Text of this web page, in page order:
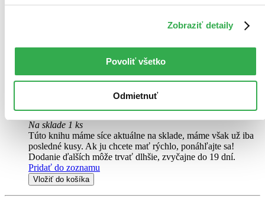
Zobraziť detaily
Povoliť všetko
Odmietnuť
asi ani nespoznali. Knihu sme označili nálepkou, ktorá môže
Tento produkt síce máme aktuálne na sklade, máme však už
iba posledné kusy a ďalšie už nemá ani distribútor, preto je
ponáhľajte sa!
10,70 €
Na sklade 1 ks
Túto knihu máme síce aktuálne na sklade, máme však už iba
posledné kusy. Ak ju chcete mať rýchlo, ponáhľajte sa!
Dodanie ďalších môže trvať dlhšie, zvyčajne do 19 dní.
Pridať do zoznamu
Vložiť do košíka